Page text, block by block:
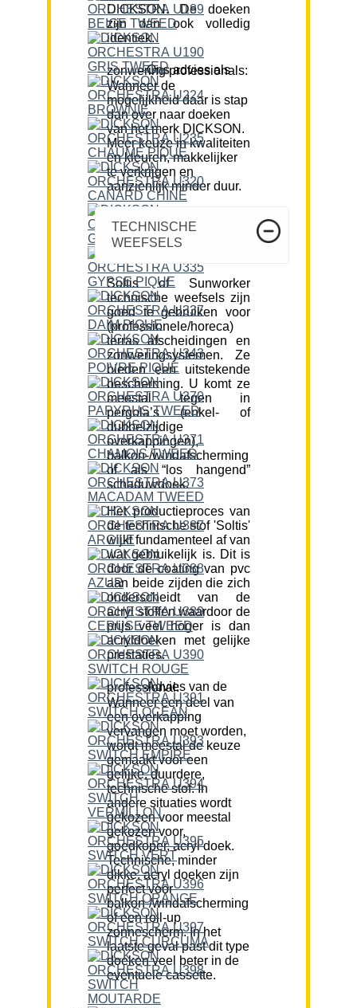
DICKSON. De doeken
zijn dan ook volledig
identiek.
Ons advies als zonwering professionals:
Wanneer de
mogelijkheid daar is stap
dan over naar doeken
van het merk DICKSON.
Meer keuze in kwaliteiten
en kleuren, makkelijker
te verkrijgen en
aanzienlijk minder duur.
TECHNISCHE
WEEFSELS
Soltis of Sunworker
technische weefsels zijn
goed te gebruiken voor
(professionele/horeca)
terras afscheidingen en
zonweringsystemen. Ze
bieden een uitstekende
bescherming. U komt ze
meestal tegen in
pergola’s (enkel- of
dubbelzijdige
overkappingen),
balkon-/windafscherming
of als “los hangend”
schaduwdoek.
Het productieproces van
de technische stof 'Soltis'
wijkt fundamenteel af van
wat gebruikelijk is. Dit is
door de coating van pvc
aan beide zijden die zich
onderscheidt van de
acryl stoffen waardoor de
prijs veel hoger is dan
acryldoeken met gelijke
prestaties.
Advies van de professional:
Wanneer een deel van
een overkapping
vervangen moet worden,
wordt meestal de keuze
gemaakt voor een
gelijke, duurdere,
technische stof. In
andere situaties wordt
gekozen voor meestal
gekozen voor,
goedkoper, acryl doek.
Technische, minder
dikke, acryl doeken zijn
perfect voor
balkon-/windafscherming
of een roll-up
zonnescherm. In het
laatste geval past dit type
doeken veel beter in de
eventuele cassette.